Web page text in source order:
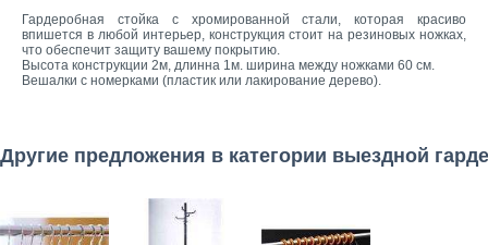
Гардеробная стойка с хромированной стали, которая красиво
впишется в любой интерьер, конструкция стоит на резиновых ножках,
что обеспечит защиту вашему покрытию.
Высота конструкции 2м, длинна 1м. ширина между ножками 60 см.
Вешалки с номерками (пластик или лакирование дерево).
Другие предложения в категории выездной